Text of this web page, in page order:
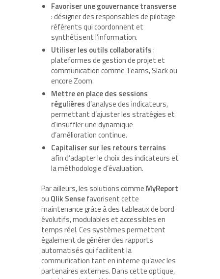
Favoriser une gouvernance transverse
: désigner des responsables de pilotage
référents qui coordonnent et
synthétisent l’information.
Utiliser les outils collaboratifs:
plateformes de gestion de projet et
communication comme Teams, Slack ou
encore Zoom.
Mettre en place des sessions
régulièresd’analyse des indicateurs,
permettant d’ajuster les stratégies et
d’insuffler une dynamique
d’amélioration continue.
Capitaliser sur les retours terrains
afin d’adapter le choix des indicateurs et
la méthodologie d’évaluation.
Par ailleurs, les solutions comme MyReport
ou Qlik Sensefavorisent cette
maintenance grâce à des tableaux de bord
évolutifs, modulables et accessibles en
temps réel. Ces systèmes permettent
également de générer des rapports
automatisés qui facilitent la
communication tant en interne qu’avec les
partenaires externes. Dans cette optique,